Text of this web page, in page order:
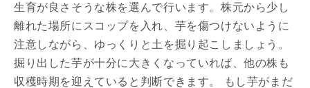
生育が良さそうな株を選んで行います。株元から少し
離れた場所にスコップを入れ、芋を傷つけないように
注意しながら、ゆっくりと土を掘り起こしましょう。
掘り出した芋が十分に大きくなっていれば、他の株も
収穫時期を迎えていると判断できます。 もし芋がまだ